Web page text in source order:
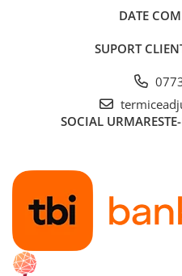
DATE
SUPORT
SOCIAL